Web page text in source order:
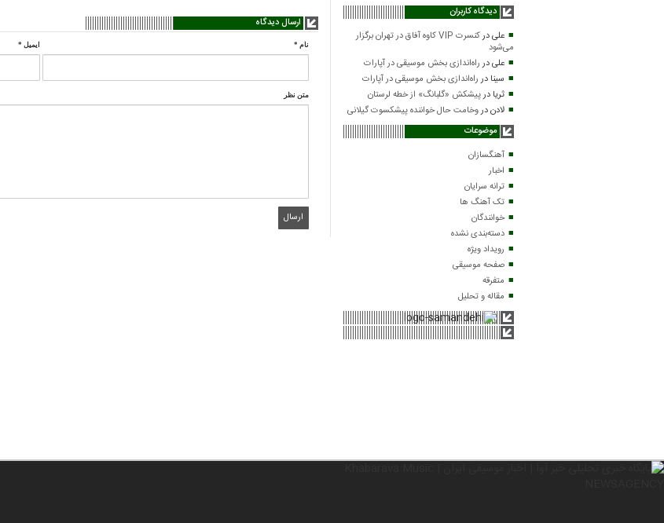
دیدگاه کاربران
علیدر
کنسرت VIP کاوه آفاق در تهران برگزار
می‌شود
علیدرراه‌اندازی بخش موسیقی در آپارات
سینا درراه‌اندازی بخش موسیقی در آپارات
ثریا درپیشکش «گلبانگ» از خطه لرستان
لادندروخامت حال خواننده پیشکسوت گیلانی
موضوعات
آهنگسازان
اخبار
ترانه سرایان
تک آهنگ ها
خوانندگان
دسته‌بندی نشده
رویداد ویژه
صفحه موسیقی
متفرقه
مقاله و تحلیل
ارسال دیدگاه
نام * ایمیل *
متن نظر